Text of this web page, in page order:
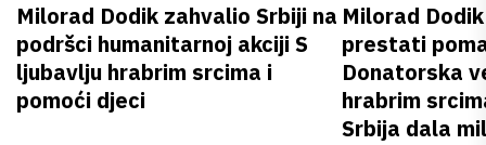
Milorad Dodik zahvalio Srbiji na
podršci humanitarnoj akciji S
ljubavlju hrabrim srcima i
pomoći djeci
Milorad
prestati
Donatorska
hrabrim
Srbija dala